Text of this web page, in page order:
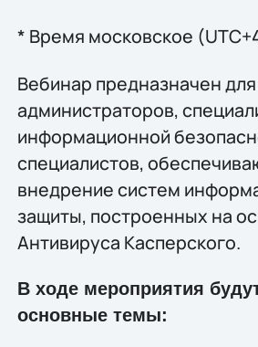
* Время московское
Вебинар предназначен
администраторов,
информационной
специалистов,
внедрение систем
защиты, построенных на
Антивируса Касперского.
В ходе мероприятия
основные темы: